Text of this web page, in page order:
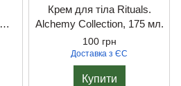
Крем для тіла Rituals.
Alchemy Collection, 175 мл.
100 грн
Доставка з ЄС
Купити